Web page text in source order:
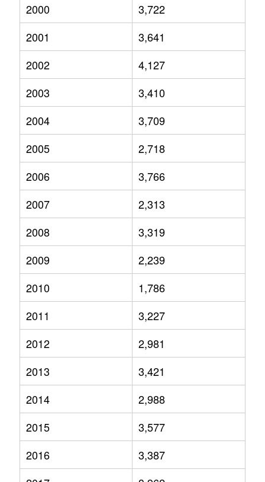
2000
3,722
2001
3,641
2002
4,127
2003
3,410
2004
3,709
2005
2,718
2006
3,766
2007
2,313
2008
3,319
2009
2,239
2010
1,786
2011
3,227
2012
2,981
2013
3,421
2014
2,988
2015
3,577
2016
3,387